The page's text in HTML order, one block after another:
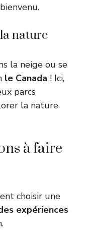
nature
la neige ou se
le Canada ! Ici,
parcs
la nature
à faire
choisir une
expériences